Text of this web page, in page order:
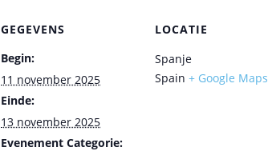
GEGEVENS
Begin:
11 november 2025
Einde:
13 november 2025
Evenement Categorie:
LOCATIE
Spanje
Spain + Google Maps